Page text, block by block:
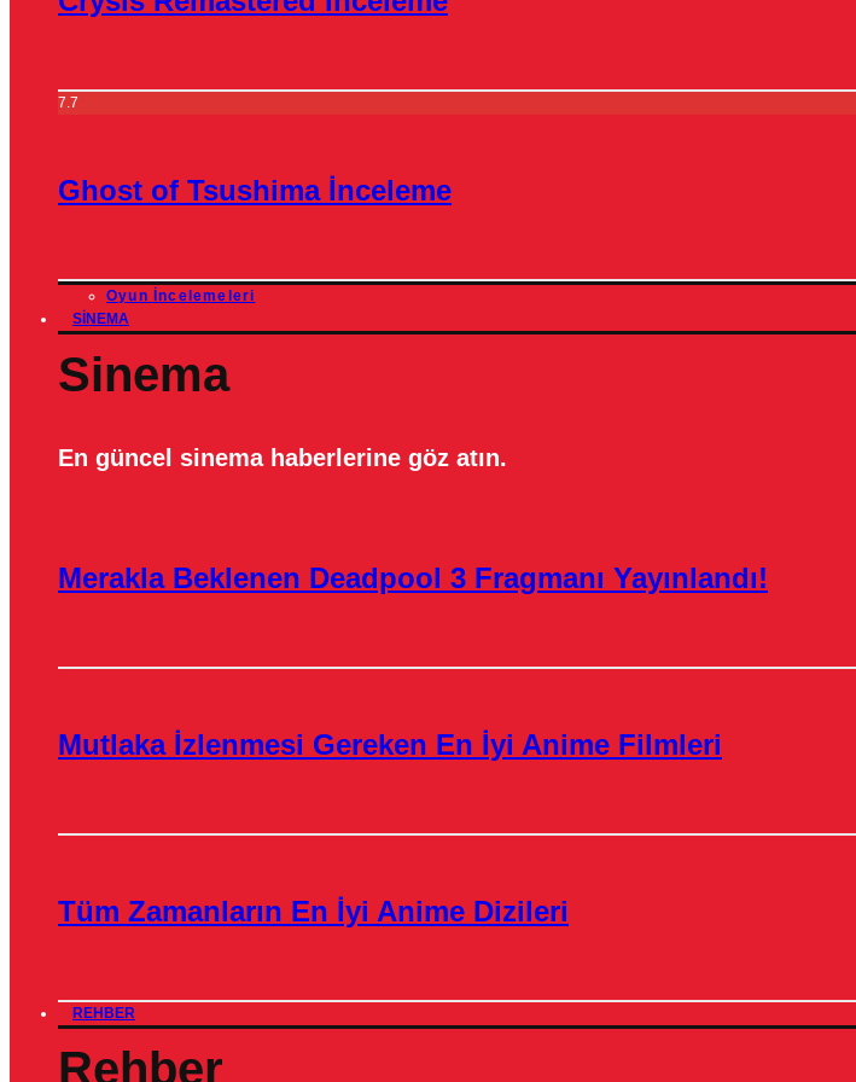
7.7
Ghost of Tsushima İnceleme
Oyun İncelemeleri
SINEMA
Sinema
En güncel sinema haberlerine göz atın.
Merakla Beklenen Deadpool 3 Fragmanı Yayınlandı!
Mutlaka İzlenmesi Gereken En İyi Anime Filmleri
Tüm Zamanların En İyi Anime Dizileri
REHBER
Rehber